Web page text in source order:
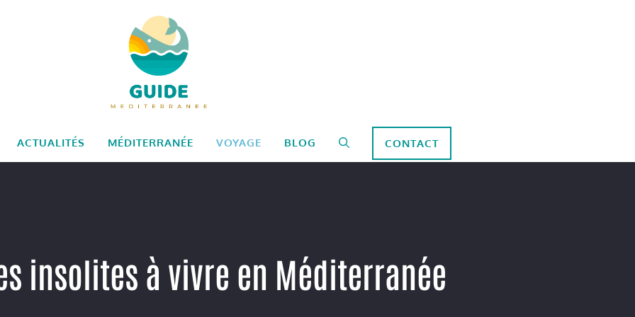
ACTUALITÉS MÉDITERRANÉE VOYAGE BLOG CONTACT
insolites à vivre en Méditerranée